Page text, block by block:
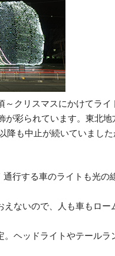
クリスマスにかけてライ
が彩られています。東北
降も中止が続いていました
ないので、人も車もロー
ヘッドライトやテールラ